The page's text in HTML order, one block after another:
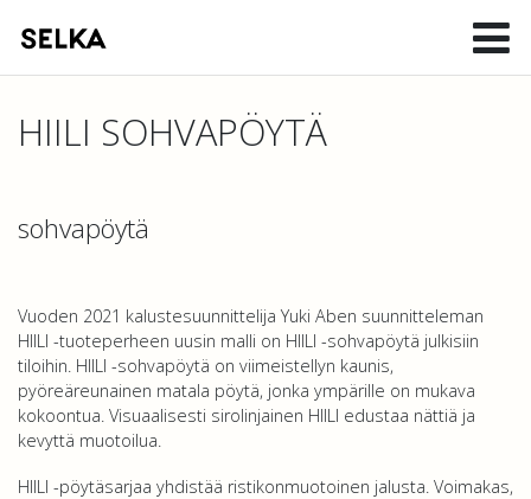
HIILI SOHVAPÖYTÄ
sohvapöytä
Vuoden 2021 kalustesuunnittelija Yuki Aben suunnitteleman
HIILI -tuoteperheen uusin malli on HIILI -sohvapöytä julkisiin
tiloihin. HIILI -sohvapöytä on viimeistellyn kaunis,
pyöreäreunainen matala pöytä, jonka ympärille on mukava
kokoontua. Visuaalisesti sirolinjainen HIILI edustaa nättiä ja
kevyttä muotoilua.
HIILI -pöytäsarjaa yhdistää ristikonmuotoinen jalusta. Voimakas,